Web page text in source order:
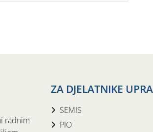
radnim
ZA DJELATNIKE
SEMIS
PIO